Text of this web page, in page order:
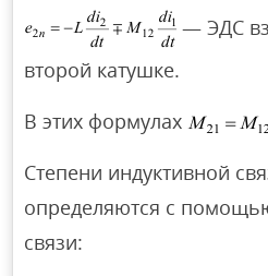
— ЭДС
второй катушке.
В этих формулах
Степени индуктивной
определяются с
связи: